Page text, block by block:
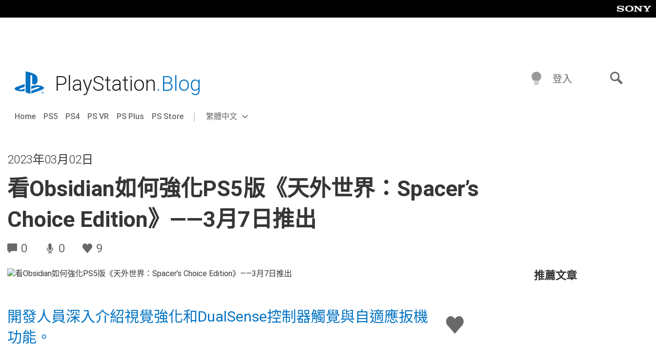
往
playstation.comPlayStation.Blog
Home PS5 PS4 PS VR PS Plus PS Store
Select
Current
繁體中文
登入
2023年03月02日
看Obsidian如何強化PS5版《天外世界：Spacer’s
Choice Edition》——3月7日推出
0 0 9
讚
開發人員深入介紹視覺強化和DualSense控制器觸覺與自適應扳機
功能。
推薦文章